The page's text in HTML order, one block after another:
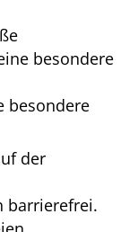
besondere
besondere
der
barrierefrei.